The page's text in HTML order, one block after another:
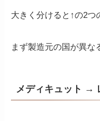
大きく分けると↑の2つ
まず製造元の国が異
メディキュット →